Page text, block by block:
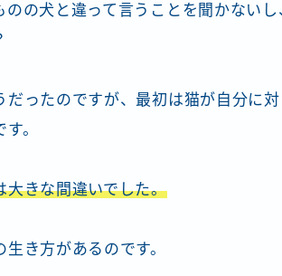
のの犬と違って言うことを聞かない
だったのですが、最初は猫が自分に
。
大きな間違いでした。
き方があるのです。